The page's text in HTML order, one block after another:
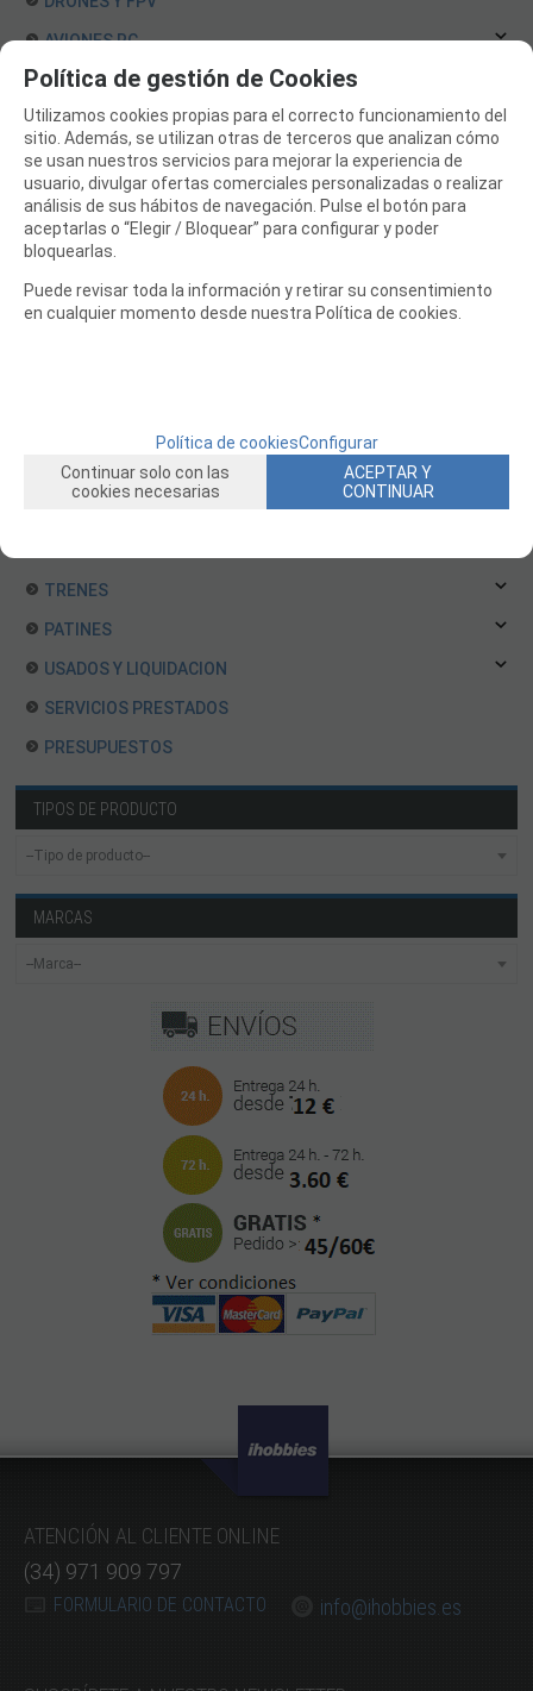
AVIONES RC
COCHES RC
BARCOS RC
HELICOPTEROS RC
EQUIPOS RC
BATERIAS Y CARGADORES
FILAMENTO IMPRESORA 3D
ACCESORIOS, HERRAMIENTAS, PINTURAS, MATERIALES
MAQUETAS ESTÁTICAS Y COLECCIÓN
ROBOTICA Y GADGETS ELECTRÓNICOS
TRENES
PATINES
USADOS Y LIQUIDACION
SERVICIOS PRESTADOS
PRESUPUESTOS
TIPOS DE PRODUCTO
MARCAS
ATENCIÓN AL CLIENTE ONLINE
(34) 971 909 797
FORMULARIO DE CONTACTO info@ihobbies.es
Política de gestión de Cookies
Utilizamos cookies propias para el correcto funcionamiento del
sitio. Además, se utilizan otras de terceros que analizan cómo
se usan nuestros servicios para mejorar la experiencia de
usuario, divulgar ofertas comerciales personalizadas o realizar
análisis de sus hábitos de navegación. Pulse el botón para
aceptarlas o “Elegir / Bloquear” para configurar y poder
bloquearlas.
Puede revisar toda la información y retirar su consentimiento
en cualquier momento desde nuestra Política de cookies.
Política de cookiesConfigurar
Continuar solo con las
cookies necesarias
ACEPTAR Y
CONTINUAR